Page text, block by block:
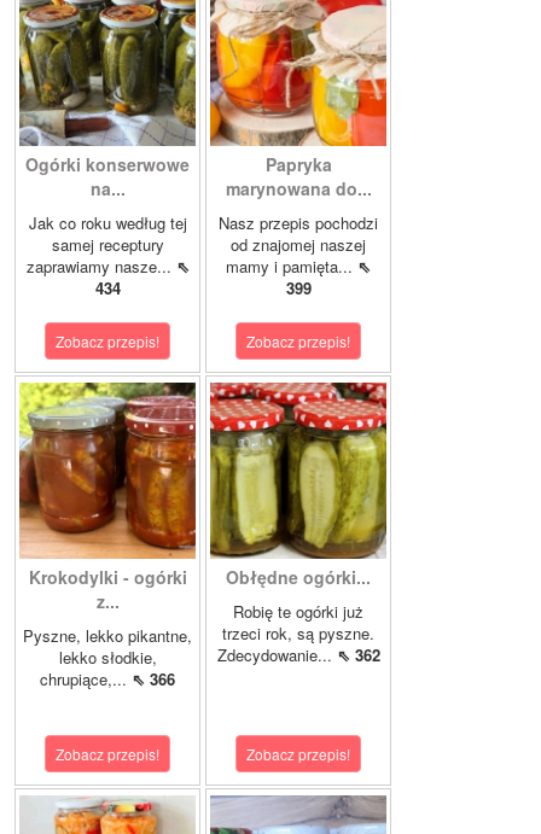
Ogórki konserwowe
na...
Jak co roku według tej
samej receptury
zaprawiamy nasze... ⇖
434
Zobacz przepis!
Papryka
marynowana do...
Nasz przepis pochodzi
od znajomej naszej
mamy i pamięta... ⇖
399
Zobacz przepis!
Krokodylki - ogórki
z...
Pyszne, lekko pikantne,
lekko słodkie,
chrupiące,... ⇖ 366
Zobacz przepis!
Obłędne ogórki...
Robię te ogórki już
trzeci rok, są pyszne.
Zdecydowanie... ⇖ 362
Zobacz przepis!